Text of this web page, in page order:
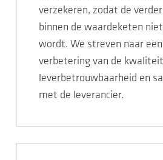
verzekeren, zodat de
binnen de waardeketen
wordt. We streven naar
verbetering van de
leverbetrouwbaarheid en
met de leverancier.